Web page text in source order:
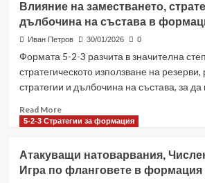
позициите
2-
3
формация:
Доклади
скаутинг,
Тенденции
противника,
Анализи
мачовете
Влияние на заместването,
дълбочина на състава в
Иван Петров 30/01/2026 0
Формата 5-2-3 разчита в значителна
стратегическото използване на
стратегии и дълбочина на състава, за
Read MoreRead
more
на
заместването,
5-2-3 Стратегии за формация
Атакуващи натоварвания,
Игра по фланговете в формация